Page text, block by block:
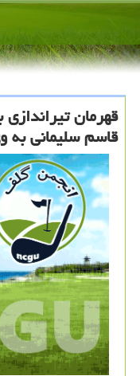
قهرمان
قاسم سلیمانی به